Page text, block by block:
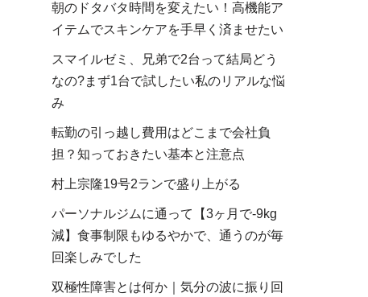
朝のドタバタ時間を変えたい！高機能ア
イテムでスキンケアを手早く済ませたい
スマイルゼミ、兄弟で2台って結局どう
なの?まず1台で試したい私のリアルな悩
み
転勤の引っ越し費用はどこまで会社負
担？知っておきたい基本と注意点
村上宗隆19号2ランで盛り上がる
パーソナルジムに通って【3ヶ月で-9kg
減】食事制限もゆるやかで、通うのが毎
回楽しみでした
双極性障害とは何か｜気分の波に振り回